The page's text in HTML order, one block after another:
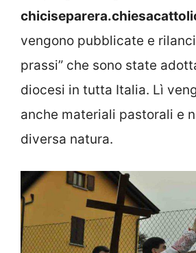
vengono pubblicate e
prassi” che sono state
diocesi in tutta Italia. Lì
anche materiali pastorali e
diversa natura.